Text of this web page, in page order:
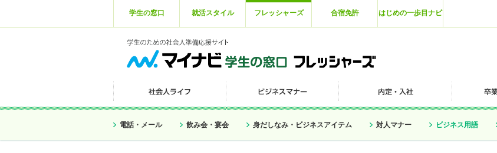
学生の窓口 就活スタイル フレッシャーズ 合宿免許 はじめの一歩目ナビ
電話・メール 飲み会・宴会 身だしなみ・ビジネスアイテム 対人マナー ビジネス用語